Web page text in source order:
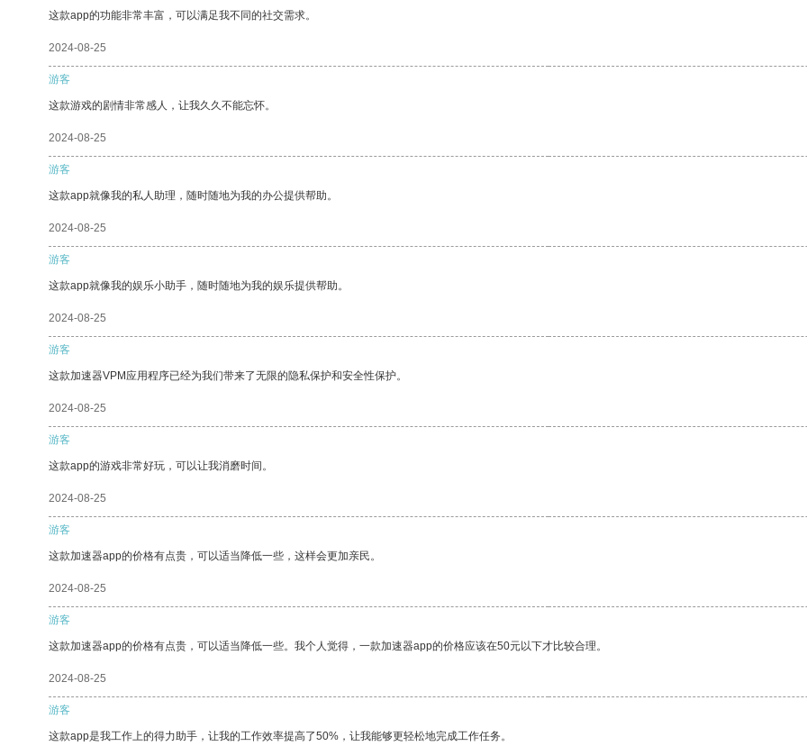
这款app的功能非常丰富，可以满足我不同的社交需求。
2024-08-25
游客
这款游戏的剧情非常感人，让我久久不能忘怀。
2024-08-25
游客
这款app就像我的私人助理，随时随地为我的办公提供帮助。
2024-08-25
游客
这款app就像我的娱乐小助手，随时随地为我的娱乐提供帮助。
2024-08-25
游客
这款加速器VPM应用程序已经为我们带来了无限的隐私保护和安全性保护。
2024-08-25
游客
这款app的游戏非常好玩，可以让我消磨时间。
2024-08-25
游客
这款加速器app的价格有点贵，可以适当降低一些，这样会更加亲民。
2024-08-25
游客
这款加速器app的价格有点贵，可以适当降低一些。我个人觉得，一款加速器app的价格应该在50元以下才比较合理。
2024-08-25
游客
这款app是我工作上的得力助手，让我的工作效率提高了50%，让我能够更轻松地完成工作任务。